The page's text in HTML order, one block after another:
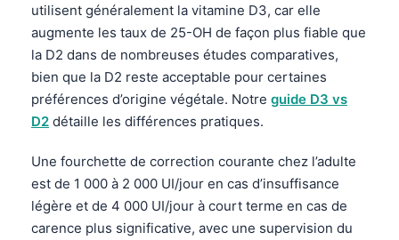
utilisent généralement la vitamine D3, car elle
augmente les taux de 25-OH de façon plus fiable que
la D2 dans de nombreuses études comparatives,
bien que la D2 reste acceptable pour certaines
préférences d’origine végétale. Notre guide D3 vs
D2 détaille les différences pratiques.
Une fourchette de correction courante chez l’adulte
est de 1 000 à 2 000 UI/jour en cas d’insuffisance
légère et de 4 000 UI/jour à court terme en cas de
carence plus significative, avec une supervision du
Tagalog
ไทย
ဗမာစာ
ភាសាខ្មែរ
Kiswahili
አማርኛ
O‘zbekcha